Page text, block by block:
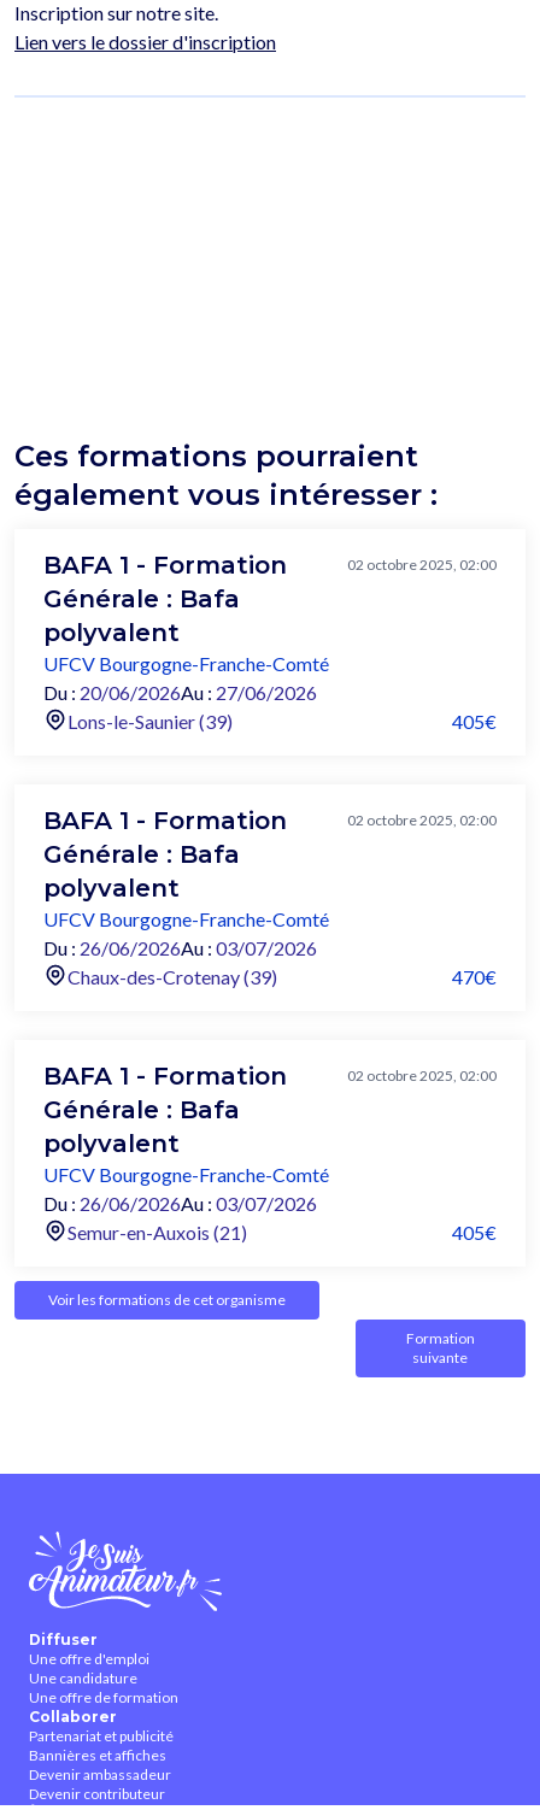
Inscription sur notre site.
Lien vers le dossier d'inscription
Ces formations pourraient
également vous intéresser :
BAFA 1 - Formation
Générale : Bafa
polyvalent
02 octobre 2025, 02:00
UFCV Bourgogne-Franche-Comté
Du : 20/06/2026Au : 27/06/2026
Lons-le-Saunier (39)
405€
BAFA 1 - Formation
Générale : Bafa
polyvalent
02 octobre 2025, 02:00
UFCV Bourgogne-Franche-Comté
Du : 26/06/2026Au : 03/07/2026
Chaux-des-Crotenay (39)
470€
BAFA 1 - Formation
Générale : Bafa
polyvalent
02 octobre 2025, 02:00
UFCV Bourgogne-Franche-Comté
Du : 26/06/2026Au : 03/07/2026
Semur-en-Auxois (21)
405€
Voir les formations de cet organisme
Formation
suivante
Diffuser
Une offre d'emploi
Une candidature
Une offre de formation
Collaborer
Partenariat et publicité
Bannières et affiches
Devenir ambassadeur
Devenir contributeur